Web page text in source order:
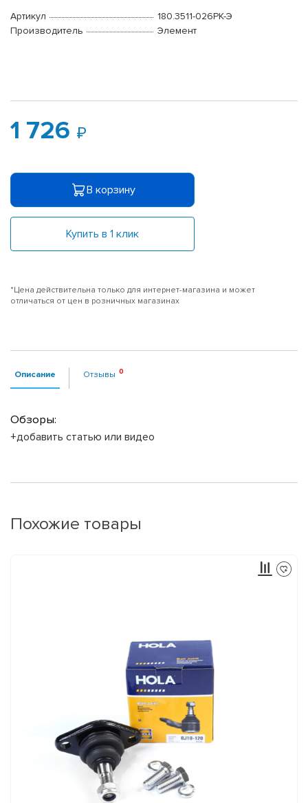
Артикул
180.3511-026РК-Э
Производитель
Элемент
1 726
В корзину
Купить в 1 клик
*Цена действительна только для интернет-магазина и может
отличаться от цен в розничных магазинах
Описание Отзывы
Обзоры:
+добавить статью или видео
Похожие товары